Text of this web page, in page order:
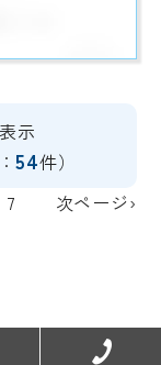
示
54件）
7 次ページ›